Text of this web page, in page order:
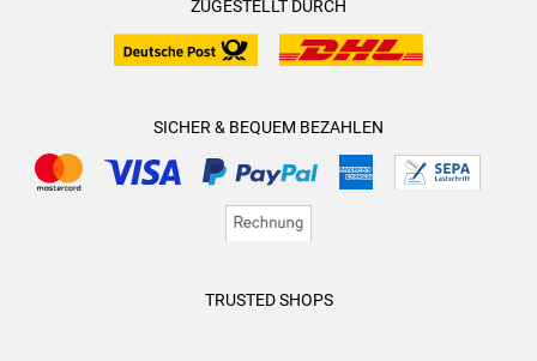
ZUGESTELLT DURCH
SICHER & BEQUEM BEZAHLEN
TRUSTED SHOPS